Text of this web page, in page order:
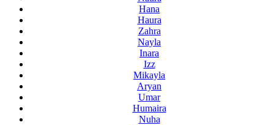
Hana
Haura
Zahra
Nayla
Inara
Izz
Mikayla
Aryan
Umar
Humaira
Nuha